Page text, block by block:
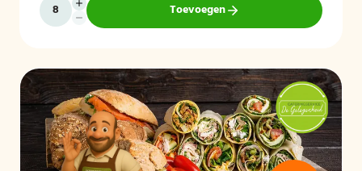
Toevoegen